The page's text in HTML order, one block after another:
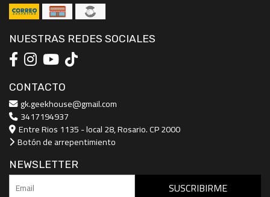
NUESTRAS REDES SOCIALES
CONTACTO
gk.geekhouse@gmail.com
3417194937
Entre Rios 1135 - local 28, Rosario. CP 2000
Botón de arrepentimiento
NEWSLETTER
SUSCRIBIRME